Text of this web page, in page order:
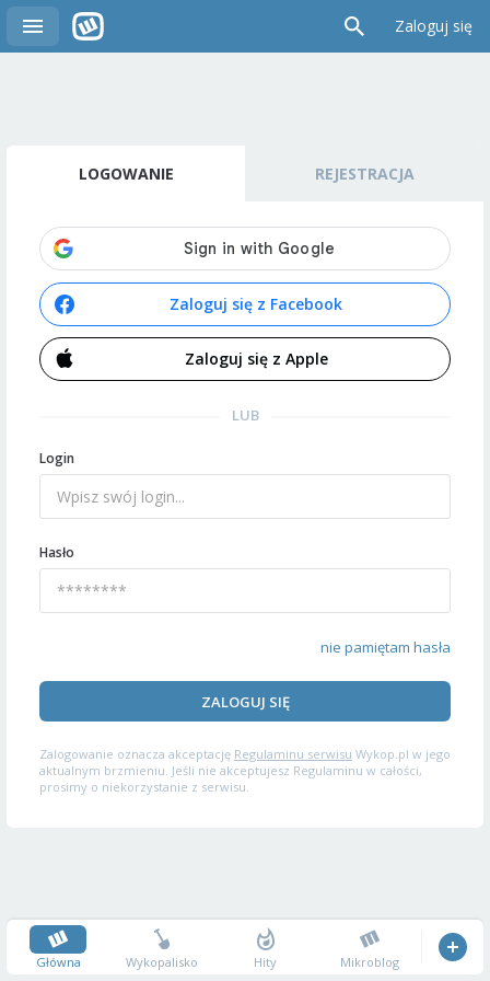
Zaloguj się
LOGOWANIE REJESTRACJA
Zaloguj się z Facebook
Zaloguj się z Apple
LUB
Login
Hasło
nie pamiętam hasła
ZALOGUJ SIĘ
Zalogowanie oznacza akceptację Regulaminu serwisu Wykop.pl w jego
aktualnym brzmieniu. Jeśli nie akceptujesz Regulaminu w całości,
prosimy o niekorzystanie z serwisu.
Główna Wykopalisko Hity Mikroblog